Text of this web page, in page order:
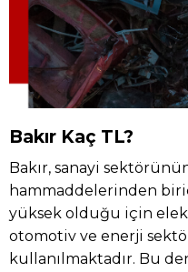
Bakır Kaç TL?
Bakır, sanayi
hammaddelerinden
yüksek olduğu için
otomotiv ve enerji
kullanılmaktadır. Bu